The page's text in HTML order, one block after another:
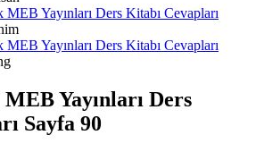
MEB Yayınları Ders Kitabı Cevapları
MEB Yayınları Ders Kitabı Cevapları
MEB Yayınları Ders
Sayfa 90